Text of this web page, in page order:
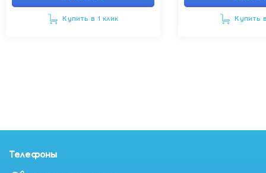
Купить в 1 клик Купить
Телефоны